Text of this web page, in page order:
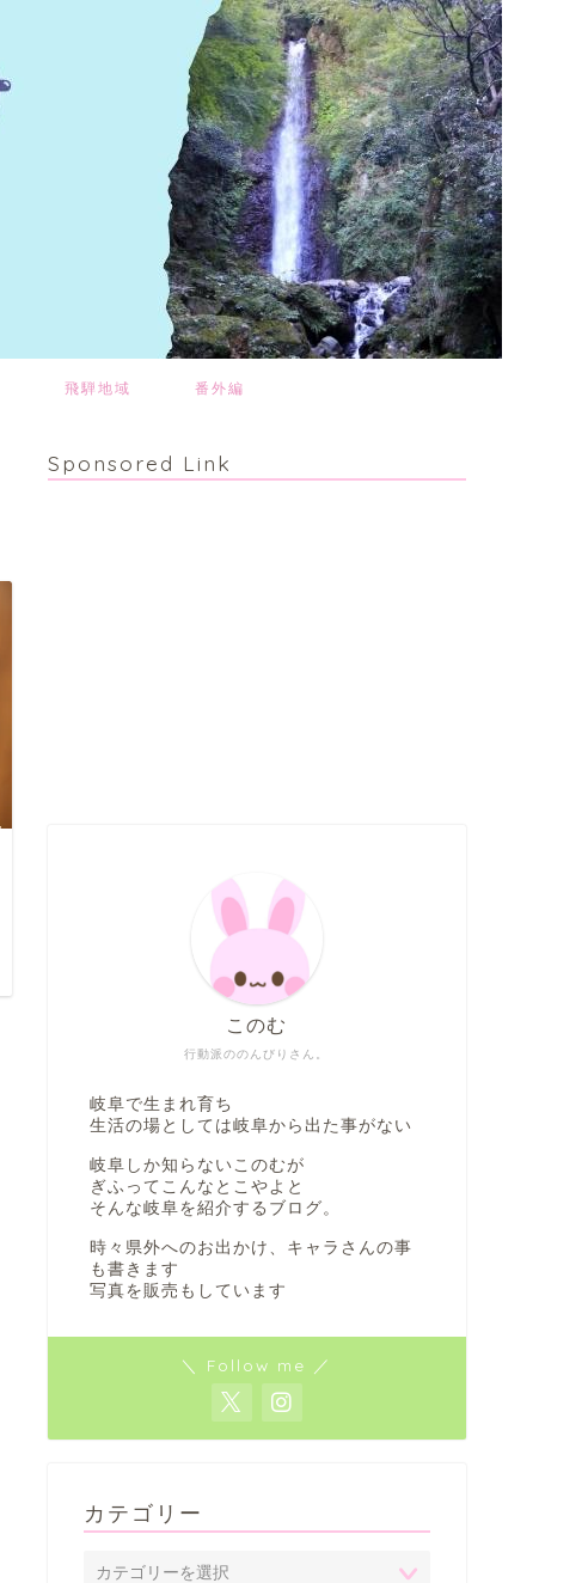
飛騨地域 番外編
Sponsored Link
行動派ののんびりさん。
このむ
岐阜で生まれ育ち
生活の場としては岐阜から出た事がない
岐阜しか知らないこのむが
ぎふってこんなとこやよと
そんな岐阜を紹介するブログ。
時々県外へのお出かけ、キャラさんの事
も書きます
写真を販売もしています
＼ Follow me ／
カテゴリー